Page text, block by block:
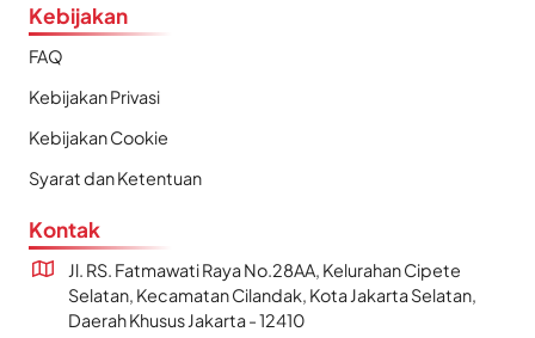
Kebijakan
FAQ
Kebijakan Privasi
Kebijakan Cookie
Syarat dan Ketentuan
Kontak
Jl. RS. Fatmawati Raya No.28AA, Kelurahan Cipete
Selatan, Kecamatan Cilandak, Kota Jakarta Selatan,
Daerah Khusus Jakarta - 12410